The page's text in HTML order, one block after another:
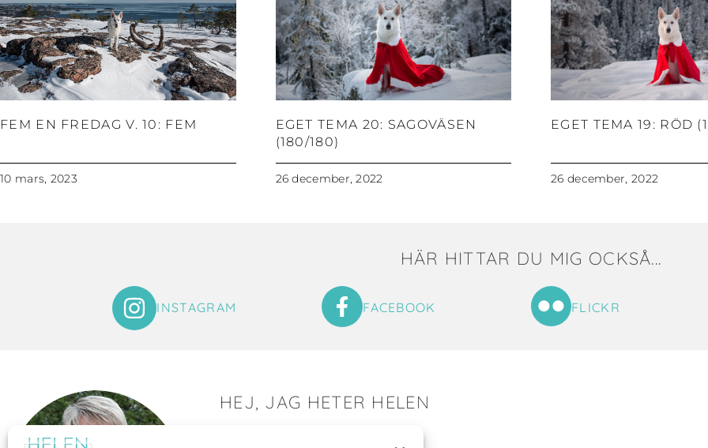
FEM EN FREDAG V. 10: FEM
10 mars, 2023
EGET TEMA 20: SAGOVÄSEN
(180/180)
26 december, 2022
EGET TEMA 19: RÖD
26 december, 2022
HÄR HITTAR DU MIG OCKSÅ...
INSTAGRAM FACEBOOK FLICKR
HEJ, JAG HETER HELEN